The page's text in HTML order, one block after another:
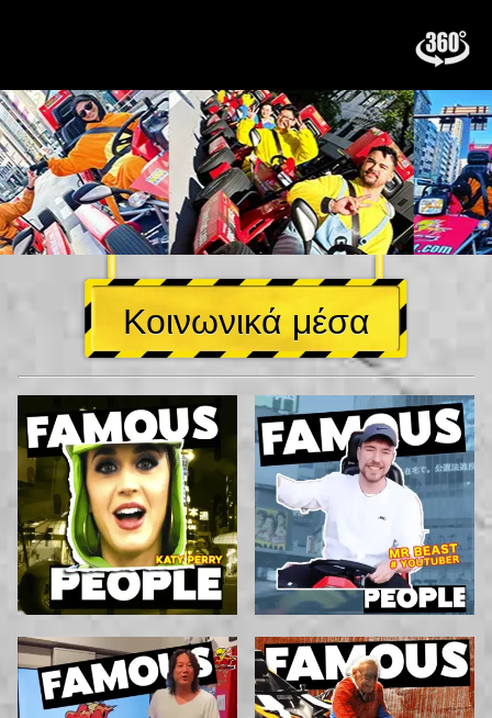
Κοινωνικά μέσα